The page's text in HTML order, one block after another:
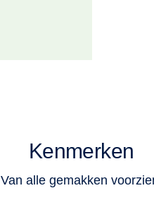
Kenmerken
Van alle gemakken